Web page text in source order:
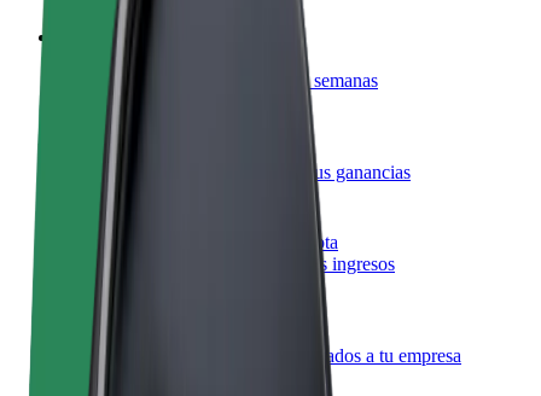
Colaborar como repartidor
Reparte comida y cobra todas las semanas
Añadir un restaurante o tienda
Llega a más clientes y maximiza tus ganancias
Registrarse como propietario de flota
Añade tu flota a Bolt y potencia tus ingresos
Bolt para empresas
Productos y servicios de Bolt adaptados a tu empresa